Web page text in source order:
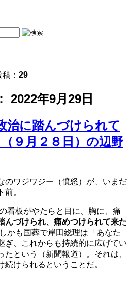
： 29
2022年9月29日
治に踏んづけられて
９月２８日）の辺野
のワジワジー（憤怒）が、いまだ
。
看板がやたらと目に、胸に、痛
んづけられ、痛めつけられて来た
かも国葬で岸田総理は「あなた
ぎ、これからも持続的に広げてい
たという（新聞報道）。それは、
けられるということだ。